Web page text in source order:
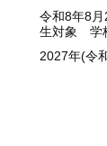
令和8年8
生対象 学
2027年(令